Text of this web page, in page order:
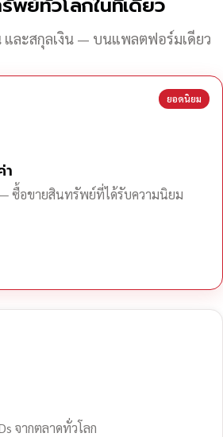
และสกุลเงิน — บนแพลตฟอร์มเดียว
ยอดนิยม
— ซื้อขายสินทรัพย์ที่ได้รับความนิยม
จากตลาดทั่วโลก